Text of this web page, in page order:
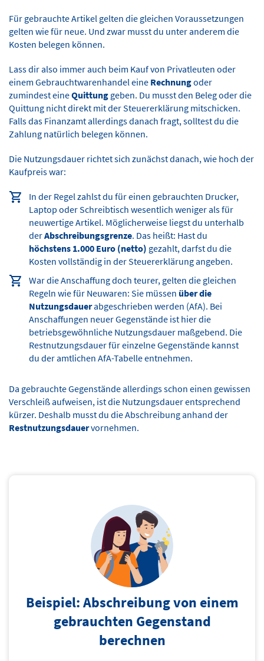
Für gebrauchte Artikel gelten die gleichen Voraussetzungen
gelten wie für neue. Und zwar musst du unter anderem die
Kosten belegen können.
Lass dir also immer auch beim Kauf von Privatleuten oder
einem Gebrauchtwarenhandel eine Rechnungoder
zumindest eineQuittung geben. Du musst den Beleg oder die
Quittung nicht direkt mit der Steuererklärung mitschicken.
Falls das Finanzamt allerdings danach fragt, solltest du die
Zahlung natürlich belegen können.
Die Nutzungsdauer richtet sich zunächst danach, wie hoch der
Kaufpreis war:
In der Regel zahlst du für einen gebrauchten Drucker,
Laptop oder Schreibtisch wesentlich weniger als für
neuwertige Artikel. Möglicherweise liegst du unterhalb
derAbschreibungsgrenze. Das heißt: Hast du
höchstens 1.000 Euro (netto) gezahlt, darfst du die
Kosten vollständig in der Steuererklärung angeben.
War die Anschaffung doch teurer, gelten die gleichen
Regeln wie für Neuwaren: Sie müssen über die
Nutzungsdauerabgeschrieben werden (AfA). Bei
Anschaffungen neuer Gegenstände ist hier die
betriebsgewöhnliche Nutzungsdauer maßgebend. Die
Restnutzungsdauer für einzelne Gegenstände kannst
du der amtlichen AfA-Tabelle entnehmen.
Da gebrauchte Gegenstände allerdings schon einen gewissen
Verschleiß aufweisen, ist die Nutzungsdauer entsprechend
kürzer. Deshalb musst du die Abschreibung anhand der
Restnutzungsdauervornehmen.
Beispiel: Abschreibung von einem
gebrauchten Gegenstand
berechnen